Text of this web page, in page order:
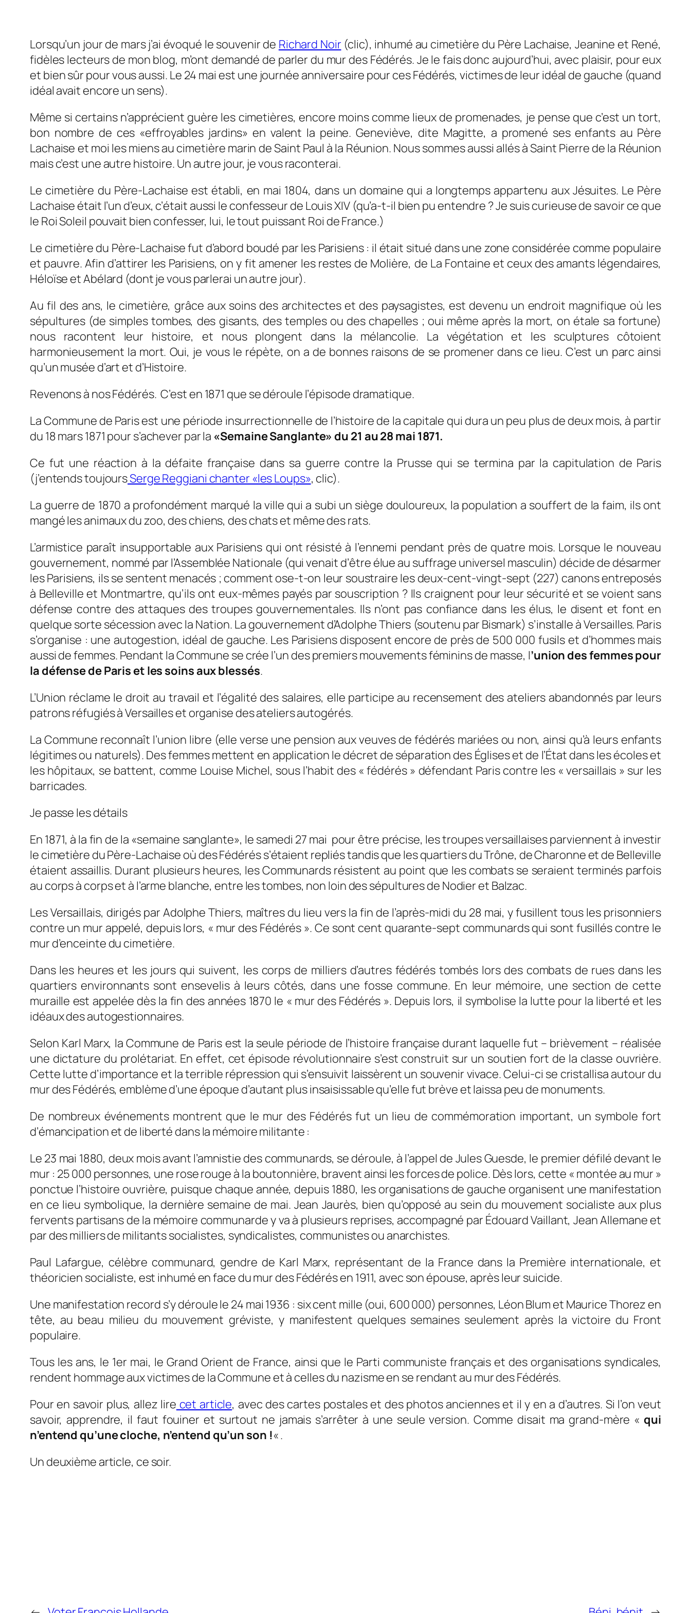
Lorsqu’un jour de mars j’ai évoqué le souvenir de Richard Noir(clic), inhumé au cimetière du Père Lachaise, Jeanine et René,
fidèles lecteurs de mon blog, m’ont demandé de parler du mur des Fédérés. Je le fais donc aujourd’hui, avec plaisir, pour eux
et bien sûr pour vous aussi. Le 24 mai est une journée anniversaire pour ces Fédérés, victimes de leur idéal de gauche (quand
idéal avait encore un sens).
Même si certains n’apprécient guère les cimetières, encore moins comme lieux de promenades, je pense que c’est un tort,
bon nombre de ces «effroyables jardins» en valent la peine. Geneviève, dite Magitte, a promené ses enfants au Père
Lachaise et moi les miens au cimetière marin de Saint Paul à la Réunion. Nous sommes aussi allés à Saint Pierre de la Réunion
mais c’est une autre histoire. Un autre jour, je vous raconterai.
Le cimetière du Père-Lachaise est établi, en mai 1804, dans un domaine qui a longtemps appartenu aux Jésuites. Le Père
Lachaise était l’un d’eux, c’était aussi le confesseur de Louis XIV (qu’a-t-il bien pu entendre ? Je suis curieuse de savoir ce que
le Roi Soleil pouvait bien confesser, lui, le tout puissant Roi de France.)
Le cimetière du Père-Lachaise fut d’abord boudé par les Parisiens : il était situé dans une zone considérée comme populaire
et pauvre. Afin d’attirer les Parisiens, on y fit amener les restes de Molière, de La Fontaine et ceux des amants légendaires,
Héloïse et Abélard (dont je vous parlerai un autre jour).
Au fil des ans, le cimetière, grâce aux soins des architectes et des paysagistes, est devenu un endroit magnifique où les
sépultures (de simples tombes, des gisants, des temples ou des chapelles ; oui même après la mort, on étale sa fortune)
nous racontent leur histoire, et nous plongent dans la mélancolie. La végétation et les sculptures côtoient
harmonieusement la mort. Oui, je vous le répète, on a de bonnes raisons de se promener dans ce lieu. C’est un parc ainsi
qu’un musée d’art et d’Histoire.
Revenons à nos Fédérés. C’est en 1871 que se déroule l’épisode dramatique.
La Commune de Paris est une période insurrectionnelle de l’histoire de la capitale qui dura un peu plus de deux mois, à partir
du 18 mars 1871 pour s’achever par la «Semaine Sanglante» du 21 au 28 mai 1871.
Ce fut une réaction à la défaite française dans sa guerre contre la Prusse qui se termina par la capitulation de Paris
(j’entends toujoursSerge Reggiani chanter «les Loups», clic).
La guerre de 1870 a profondément marqué la ville qui a subi un siège douloureux, la population a souffert de la faim, ils ont
mangé les animaux du zoo, des chiens, des chats et même des rats.
L’armistice paraît insupportable aux Parisiens qui ont résisté à l’ennemi pendant près de quatre mois. Lorsque le nouveau
gouvernement, nommé par l’Assemblée Nationale (qui venait d’être élue au suffrage universel masculin) décide de désarmer
les Parisiens, ils se sentent menacés ; comment ose-t-on leur soustraire les deux-cent-vingt-sept (227) canons entreposés
à Belleville et Montmartre, qu’ils ont eux-mêmes payés par souscription ? Ils craignent pour leur sécurité et se voient sans
défense contre des attaques des troupes gouvernementales. Ils n’ont pas confiance dans les élus, le disent et font en
quelque sorte sécession avec la Nation. La gouvernement d’Adolphe Thiers (soutenu par Bismark) s’installe à Versailles. Paris
s’organise : une autogestion, idéal de gauche. Les Parisiens disposent encore de près de 500 000 fusils et d’hommes mais
aussi de femmes. Pendant la Commune se crée l’un des premiers mouvements féminins de masse, l’union des femmes pour
la défense de Paris et les soins aux blessés.
L’Union réclame le droit au travail et l’égalité des salaires, elle participe au recensement des ateliers abandonnés par leurs
patrons réfugiés à Versailles et organise des ateliers autogérés.
La Commune reconnaît l’union libre (elle verse une pension aux veuves de fédérés mariées ou non, ainsi qu’à leurs enfants
légitimes ou naturels). Des femmes mettent en application le décret de séparation des Églises et de l’État dans les écoles et
les hôpitaux, se battent, comme Louise Michel, sous l’habit des « fédérés » défendant Paris contre les « versaillais » sur les
barricades.
Je passe les détails
En 1871, à la fin de la «semaine sanglante», le samedi 27 mai pour être précise, les troupes versaillaises parviennent à investir
le cimetière du Père-Lachaise où des Fédérés s’étaient repliés tandis que les quartiers du Trône, de Charonne et de Belleville
étaient assaillis. Durant plusieurs heures, les Communards résistent au point que les combats se seraient terminés parfois
au corps à corps et à l’arme blanche, entre les tombes, non loin des sépultures de Nodier et Balzac.
Les Versaillais, dirigés par Adolphe Thiers, maîtres du lieu vers la fin de l’après-midi du 28 mai, y fusillent tous les prisonniers
contre un mur appelé, depuis lors, « mur des Fédérés ». Ce sont cent quarante-sept communards qui sont fusillés contre le
mur d’enceinte du cimetière.
Dans les heures et les jours qui suivent, les corps de milliers d’autres fédérés tombés lors des combats de rues dans les
quartiers environnants sont ensevelis à leurs côtés, dans une fosse commune. En leur mémoire, une section de cette
muraille est appelée dès la fin des années 1870 le « mur des Fédérés ». Depuis lors, il symbolise la lutte pour la liberté et les
idéaux des autogestionnaires.
Selon Karl Marx, la Commune de Paris est la seule période de l’histoire française durant laquelle fut – brièvement – réalisée
une dictature du prolétariat. En effet, cet épisode révolutionnaire s’est construit sur un soutien fort de la classe ouvrière.
Cette lutte d’importance et la terrible répression qui s’ensuivit laissèrent un souvenir vivace. Celui-ci se cristallisa autour du
mur des Fédérés, emblème d’une époque d’autant plus insaisissable qu’elle fut brève et laissa peu de monuments.
De nombreux événements montrent que le mur des Fédérés fut un lieu de commémoration important, un symbole fort
d’émancipation et de liberté dans la mémoire militante :
Le 23 mai 1880, deux mois avant l’amnistie des communards, se déroule, à l’appel de Jules Guesde, le premier défilé devant le
mur : 25 000 personnes, une rose rouge à la boutonnière, bravent ainsi les forces de police. Dès lors, cette « montée au mur »
ponctue l’histoire ouvrière, puisque chaque année, depuis 1880, les organisations de gauche organisent une manifestation
en ce lieu symbolique, la dernière semaine de mai. Jean Jaurès, bien qu’opposé au sein du mouvement socialiste aux plus
fervents partisans de la mémoire communarde y va à plusieurs reprises, accompagné par Édouard Vaillant, Jean Allemane et
par des milliers de militants socialistes, syndicalistes, communistes ou anarchistes.
Paul Lafargue, célèbre communard, gendre de Karl Marx, représentant de la France dans la Première internationale, et
théoricien socialiste, est inhumé en face du mur des Fédérés en 1911, avec son épouse, après leur suicide.
Une manifestation record s’y déroule le 24 mai 1936 : six cent mille (oui, 600 000) personnes, Léon Blum et Maurice Thorez en
tête, au beau milieu du mouvement gréviste, y manifestent quelques semaines seulement après la victoire du Front
populaire.
Tous les ans, le 1er mai, le Grand Orient de France, ainsi que le Parti communiste français et des organisations syndicales,
rendent hommage aux victimes de la Commune et à celles du nazisme en se rendant au mur des Fédérés.
Pour en savoir plus, allez lire cet article, avec des cartes postales et des photos anciennes et il y en a d’autres. Si l’on veut
savoir, apprendre, il faut fouiner et surtout ne jamais s’arrêter à une seule version. Comme disait ma grand-mère « qui
n’entend qu’une cloche, n’entend qu’un son !« .
Un deuxième article, ce soir.